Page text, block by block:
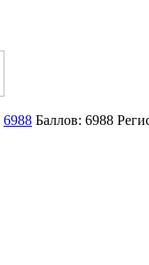
6988 Баллов: 6988